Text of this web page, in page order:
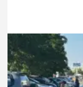
10.07.2025